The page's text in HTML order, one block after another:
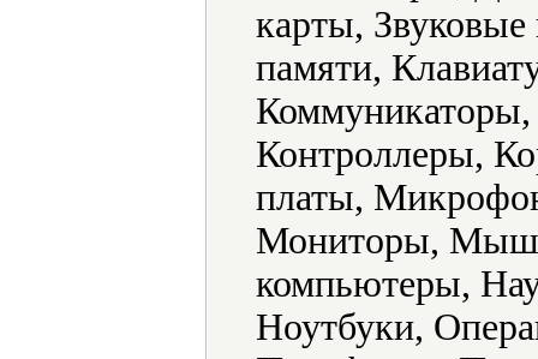
карты,
памяти,
Контроллеры,
платы,
Мониторы,
компьютеры,
Ноутбуки,